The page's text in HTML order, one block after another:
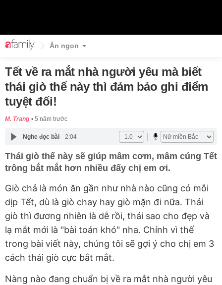
Ăn ngon
Tết về ra mắt nhà người yêu mà biết
thái giò thế này thì đảm bảo ghi điểm
tuyệt đối!
M. Trang 5 năm trước
Nghe đọc bài 2:04
Thái giò thế này sẽ giúp mâm cơm, mâm cúng Tết
trông bắt mắt hơn nhiều đấy chị em ơi.
Giò chả là món ăn gần như nhà nào cũng có mỗi
dịp Tết, dù là giò chay hay giò mặn đi nữa. Thái
giò thì đương nhiên là dễ rồi, thái sao cho đẹp và
lạ mắt mới là "bài toán khó" nha. Chính vì thế
trong bài viết này, chúng tôi sẽ gợi ý cho chị em 3
cách thái giò cực bắt mắt.
Nàng nào đang chuẩn bị về ra mắt nhà người yêu